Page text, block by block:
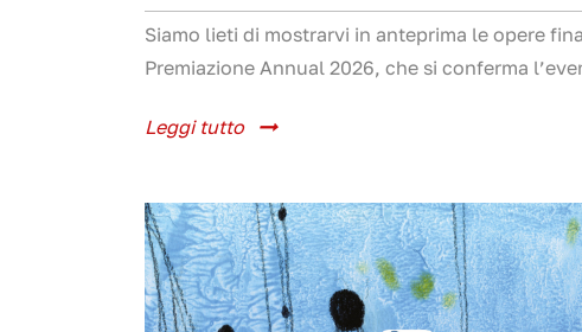
Siamo lieti di mostrarvi in anteprima le opere
Premiazione Annual 2026, che si conferma
Leggi tutto